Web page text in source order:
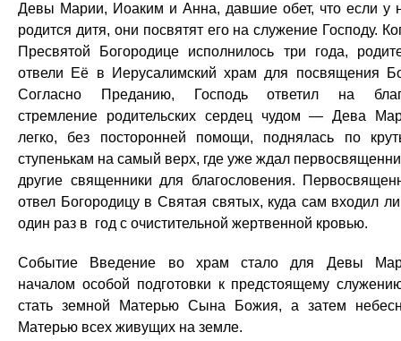
Девы Марии, Иоаким и Анна, давшие обет, что если у
родится дитя, они посвятят его на служение Господу.
Пресвятой Богородице исполнилось три года,
отвели Её в Иерусалимский храм для посвящения
Согласно Преданию, Господь ответил на
стремление родительских сердец чудом — Дева
легко, без посторонней помощи, поднялась по
ступенькам на самый верх, где уже ждал
другие священники для благословения.
отвел Богородицу в Святая святых, куда сам входил
один раз в год с очистительной жертвенной кровью.
Событие Введение во храм стало для Девы
началом особой подготовки к предстоящему
стать земной Матерью Сына Божия, а затем
Матерью всех живущих на земле.